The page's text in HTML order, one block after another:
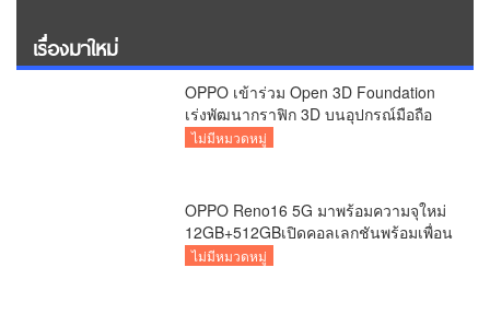
เรื่องมาใหม่
OPPO เข้าร่วม Open 3D Foundation
เร่งพัฒนากราฟิก 3D บนอุปกรณ์มือถือ
ไม่มีหมวดหมู่
OPPO Reno16 5G มาพร้อมความจุใหม่
12GB+512GBเปิดคอลเลกชันพร้อมเพื่อน
ซี้ไอคอนิกคนล่าสุด
ไม่มีหมวดหมู่